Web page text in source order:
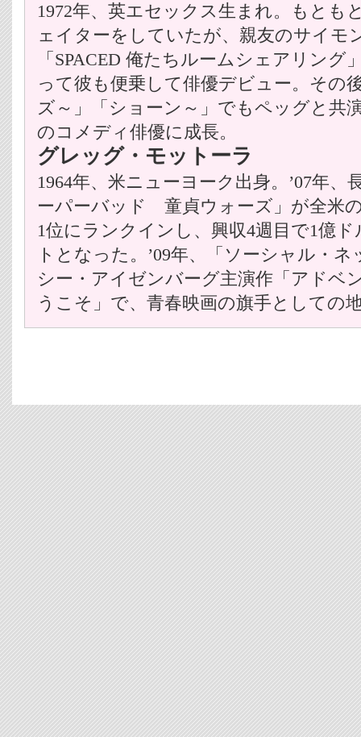
1972年、英エセックス生まれ。もとも
ェイターをしていたが、親友のサイモ
「SPACED 俺たちルームシェアリング
って彼も便乗して俳優デビュー。その
ズ～」「ショーン～」でもペッグと共
のコメディ俳優に成長。
グレッグ・モットーラ
1964年、米ニューヨーク出身。’07年、
ーパーバッド 童貞ウォーズ」が全米
1位にランクインし、興収4週目で1億
トとなった。’09年、「ソーシャル・
シー・アイゼンバーグ主演作「アドベ
うこそ」で、青春映画の旗手としての